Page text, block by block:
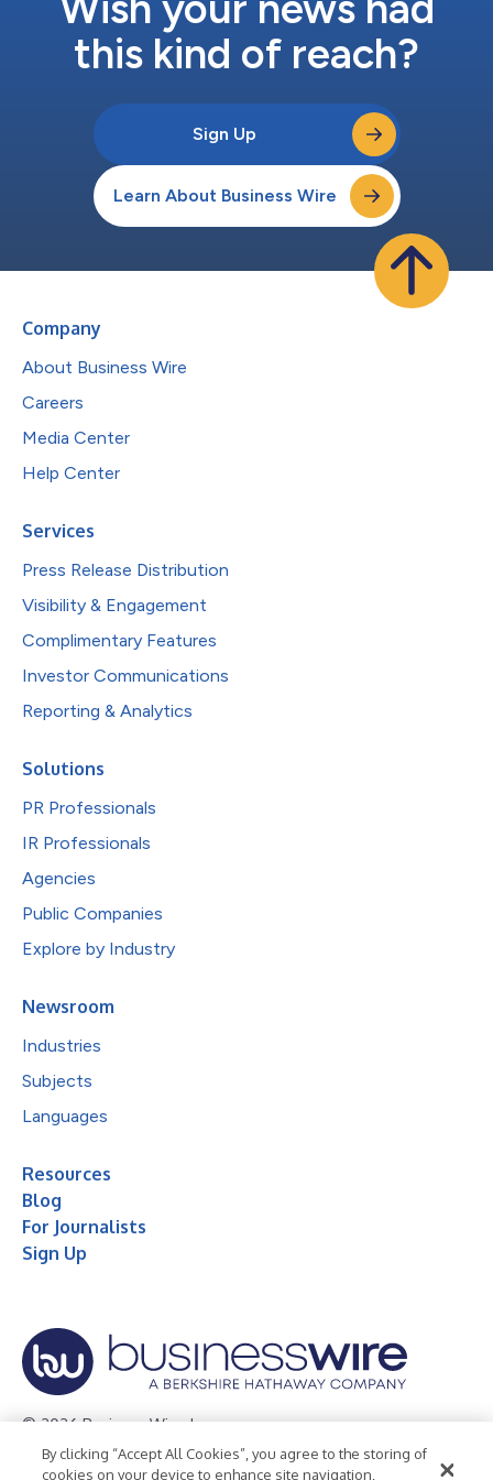
this kind of reach?
Sign Up
Learn About Business Wire
Company
About Business Wire
Careers
Media Center
Help Center
Services
Press Release Distribution
Visibility & Engagement
Complimentary Features
Investor Communications
Reporting & Analytics
Solutions
PR Professionals
IR Professionals
Agencies
Public Companies
Explore by Industry
Newsroom
Industries
Subjects
Languages
Resources
Blog
For Journalists
Sign Up
© 2026 Business Wire, Inc.
Privacy Policy Cookie Policy Accessibility Statement
By clicking “Accept All Cookies”, you agree to the storing of
cookies on your device to enhance site navigation,